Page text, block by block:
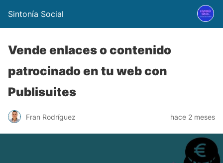
Sintonía Social
Vende enlaces o contenido
patrocinado en tu web con
Publisuites
Fran Rodríguez hace 2 meses